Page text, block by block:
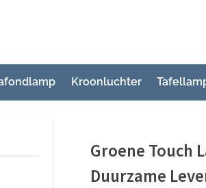
Kroonluchter
Groene Touch
Duurzame